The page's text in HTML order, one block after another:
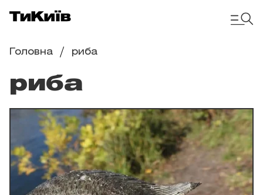
Головна риба
риба